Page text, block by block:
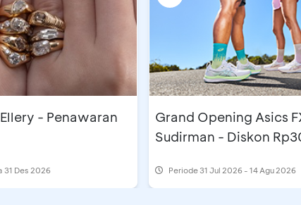
- Penawaran
31 Des 2026
Grand Opening Asics
Sudirman - Diskon
Periode 31 Jul 2026 - 14 Agu 2026